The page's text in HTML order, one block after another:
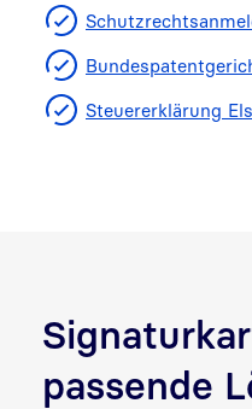
Steuererklärung
passende